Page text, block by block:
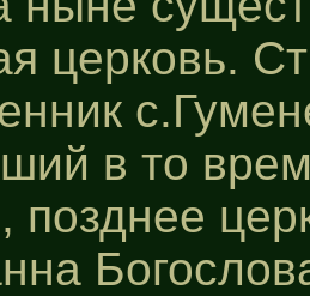
церковь.
в то
позднее